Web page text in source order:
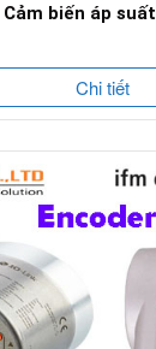
Cảm biến áp
Chi tiết